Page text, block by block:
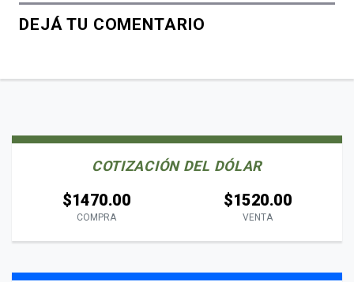
DEJÁ TU COMENTARIO
COTIZACIÓN DEL DÓLAR
$1470.00
COMPRA
$1520.00
VENTA